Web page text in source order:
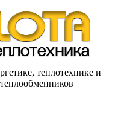
теплотехнике и